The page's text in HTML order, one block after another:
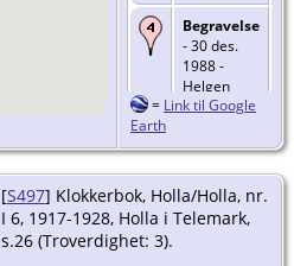
Begravelse
- 30 des.
1988 -
Helgen
kirkegård,
Telemark
= Link til Google
Earth
[S497] Klokkerbok, Holla/Holla, nr.
I 6, 1917-1928, Holla i Telemark,
s.26 (Troverdighet: 3).